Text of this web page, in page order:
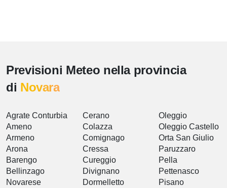
Previsioni Meteo nella provincia
di Novara
Agrate Conturbia
Ameno
Armeno
Arona
Barengo
Bellinzago
Novarese
Cerano
Colazza
Comignago
Cressa
Cureggio
Divignano
Dormelletto
Oleggio
Oleggio Castello
Orta San Giulio
Paruzzaro
Pella
Pettenasco
Pisano